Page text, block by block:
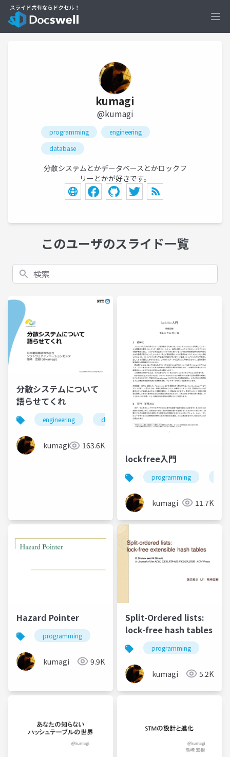
kumagi
@kumagi
programming
engineering
database
分散システムとかデータベースとかロックフ
リーとかが好きです。
このユーザのスライド一覧
検索
分散システムについて
語らせてくれ
engineering distributed system
kumagi 163.6K
lockfree入門
programming
kumagi 11.7K
Hazard Pointer
programming
kumagi 9.9K
Split-Ordered lists:
lock-free hash tables
programming
kumagi 5.2K